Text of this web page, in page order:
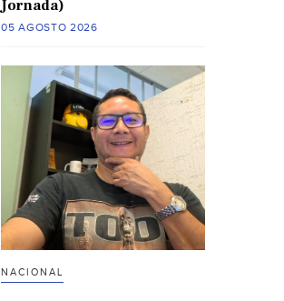
Jornada)
05 AGOSTO 2026
NACIONAL